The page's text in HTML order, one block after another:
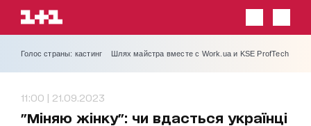
Голос страны: кастинг Шлях майстра вместе с Work.ua и KSE ProfTech
11:00 | 21.09.2023
"Міняю жінку": чи вдасться українці